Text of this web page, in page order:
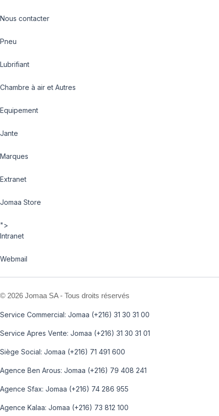
Nous contacter
Pneu
Lubrifiant
Chambre à air et Autres
Equipement
Jante
Marques
Extranet
Jomaa Store
">
Intranet
Webmail
© 2026 Jomaa SA - Tous droits réservés
Service Commercial: Jomaa (+216) 31 30 31 00
Service Apres Vente: Jomaa (+216) 31 30 31 01
Siège Social: Jomaa (+216) 71 491 600
Agence Ben Arous: Jomaa (+216) 79 408 241
Agence Sfax: Jomaa (+216) 74 286 955
Agence Kalaa: Jomaa (+216) 73 812 100